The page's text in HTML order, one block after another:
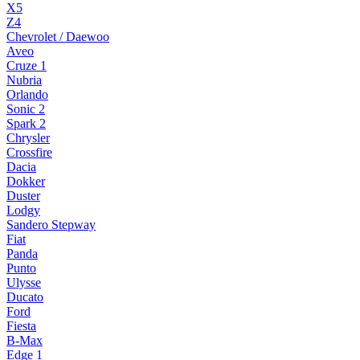
X5
Z4
Chevrolet / Daewoo
Aveo
Cruze 1
Nubria
Orlando
Sonic 2
Spark 2
Chrysler
Crossfire
Dacia
Dokker
Duster
Lodgy
Sandero Stepway
Fiat
Panda
Punto
Ulysse
Ducato
Ford
Fiesta
B-Max
Edge 1